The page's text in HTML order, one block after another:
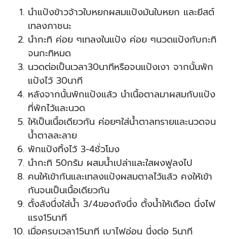
นำแป้งข้าวจ้าวใบหยกผสมแป้งมันใบหยก และยีสต์
เทลงภาชนะ
นำกะทิ ค่อย ๆเทลงในแป้ง ค่อย ๆนวดแป้งกับกะทิ
จนกะทิหมด
นวดต่อเป็นเวลา30นาทีหรือจนแป้งเงา จากนั้นพัก
แป้งไว้ 30นาที
หลังจากนั้นพักแป้งแล้ว นำเนื้อตาลมาผสมกับแป้ง
ที่พักไว้และนวด
ให้เป็นเนื้อเดียวกัน ค่อยๆใส่น้ำตาลทรายและนวดจน
น้ำตาลละลาย
พักแป้งทิ้งไว้ 3-4ชั่วโมง
นำกะทิ 50กรัม ผสมน้ำเปล่าและใสผงฟูลงไป
คนให้เข้ากันและเทลงแป้งผสมตาลไว้แล้ว คงให้เข้า
กันจนเป็นเนื้อเดียวกัน
ตั้งลังนึ่งใส่น้ำ 3/4ของถังนึ่ง ตั้งน้ำให้เดือด นึ่งไฟ
แรง15นาที
เมื่อครบเวลา15นาที เบาไฟอ่อน นึ่งต่อ 5นาที